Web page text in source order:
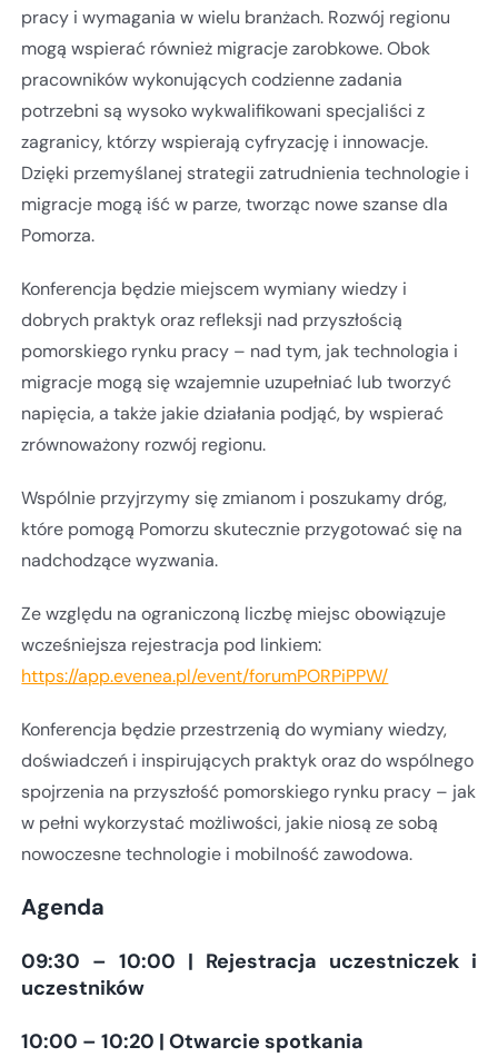
pracy i wymagania w wielu branżach. Rozwój regionu
mogą wspierać również migracje zarobkowe. Obok
pracowników wykonujących codzienne zadania
potrzebni są wysoko wykwalifikowani specjaliści z
zagranicy, którzy wspierają cyfryzację i innowacje.
Dzięki przemyślanej strategii zatrudnienia technologie i
migracje mogą iść w parze, tworząc nowe szanse dla
Pomorza.
Konferencja będzie miejscem wymiany wiedzy i
dobrych praktyk oraz refleksji nad przyszłością
pomorskiego rynku pracy – nad tym, jak technologia i
migracje mogą się wzajemnie uzupełniać lub tworzyć
napięcia, a także jakie działania podjąć, by wspierać
zrównoważony rozwój regionu.
Wspólnie przyjrzymy się zmianom i poszukamy dróg,
które pomogą Pomorzu skutecznie przygotować się na
nadchodzące wyzwania.
Ze względu na ograniczoną liczbę miejsc obowiązuje
wcześniejsza rejestracja pod linkiem:
https://app.evenea.pl/event/forumPORPiPPW/
Konferencja będzie przestrzenią do wymiany wiedzy,
doświadczeń i inspirujących praktyk oraz do wspólnego
spojrzenia na przyszłość pomorskiego rynku pracy – jak
w pełni wykorzystać możliwości, jakie niosą ze sobą
nowoczesne technologie i mobilność zawodowa.
Agenda
09:30 – 10:00 | Rejestracja uczestniczek i
uczestników
10:00 – 10:20 | Otwarcie spotkania